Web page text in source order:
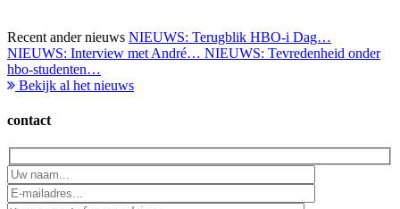
Recent ander nieuws NIEUWS: Terugblik HBO-i Dag…
NIEUWS: Interview met André… NIEUWS: Tevredenheid onder
hbo-studenten…
Bekijk al het nieuws
contact